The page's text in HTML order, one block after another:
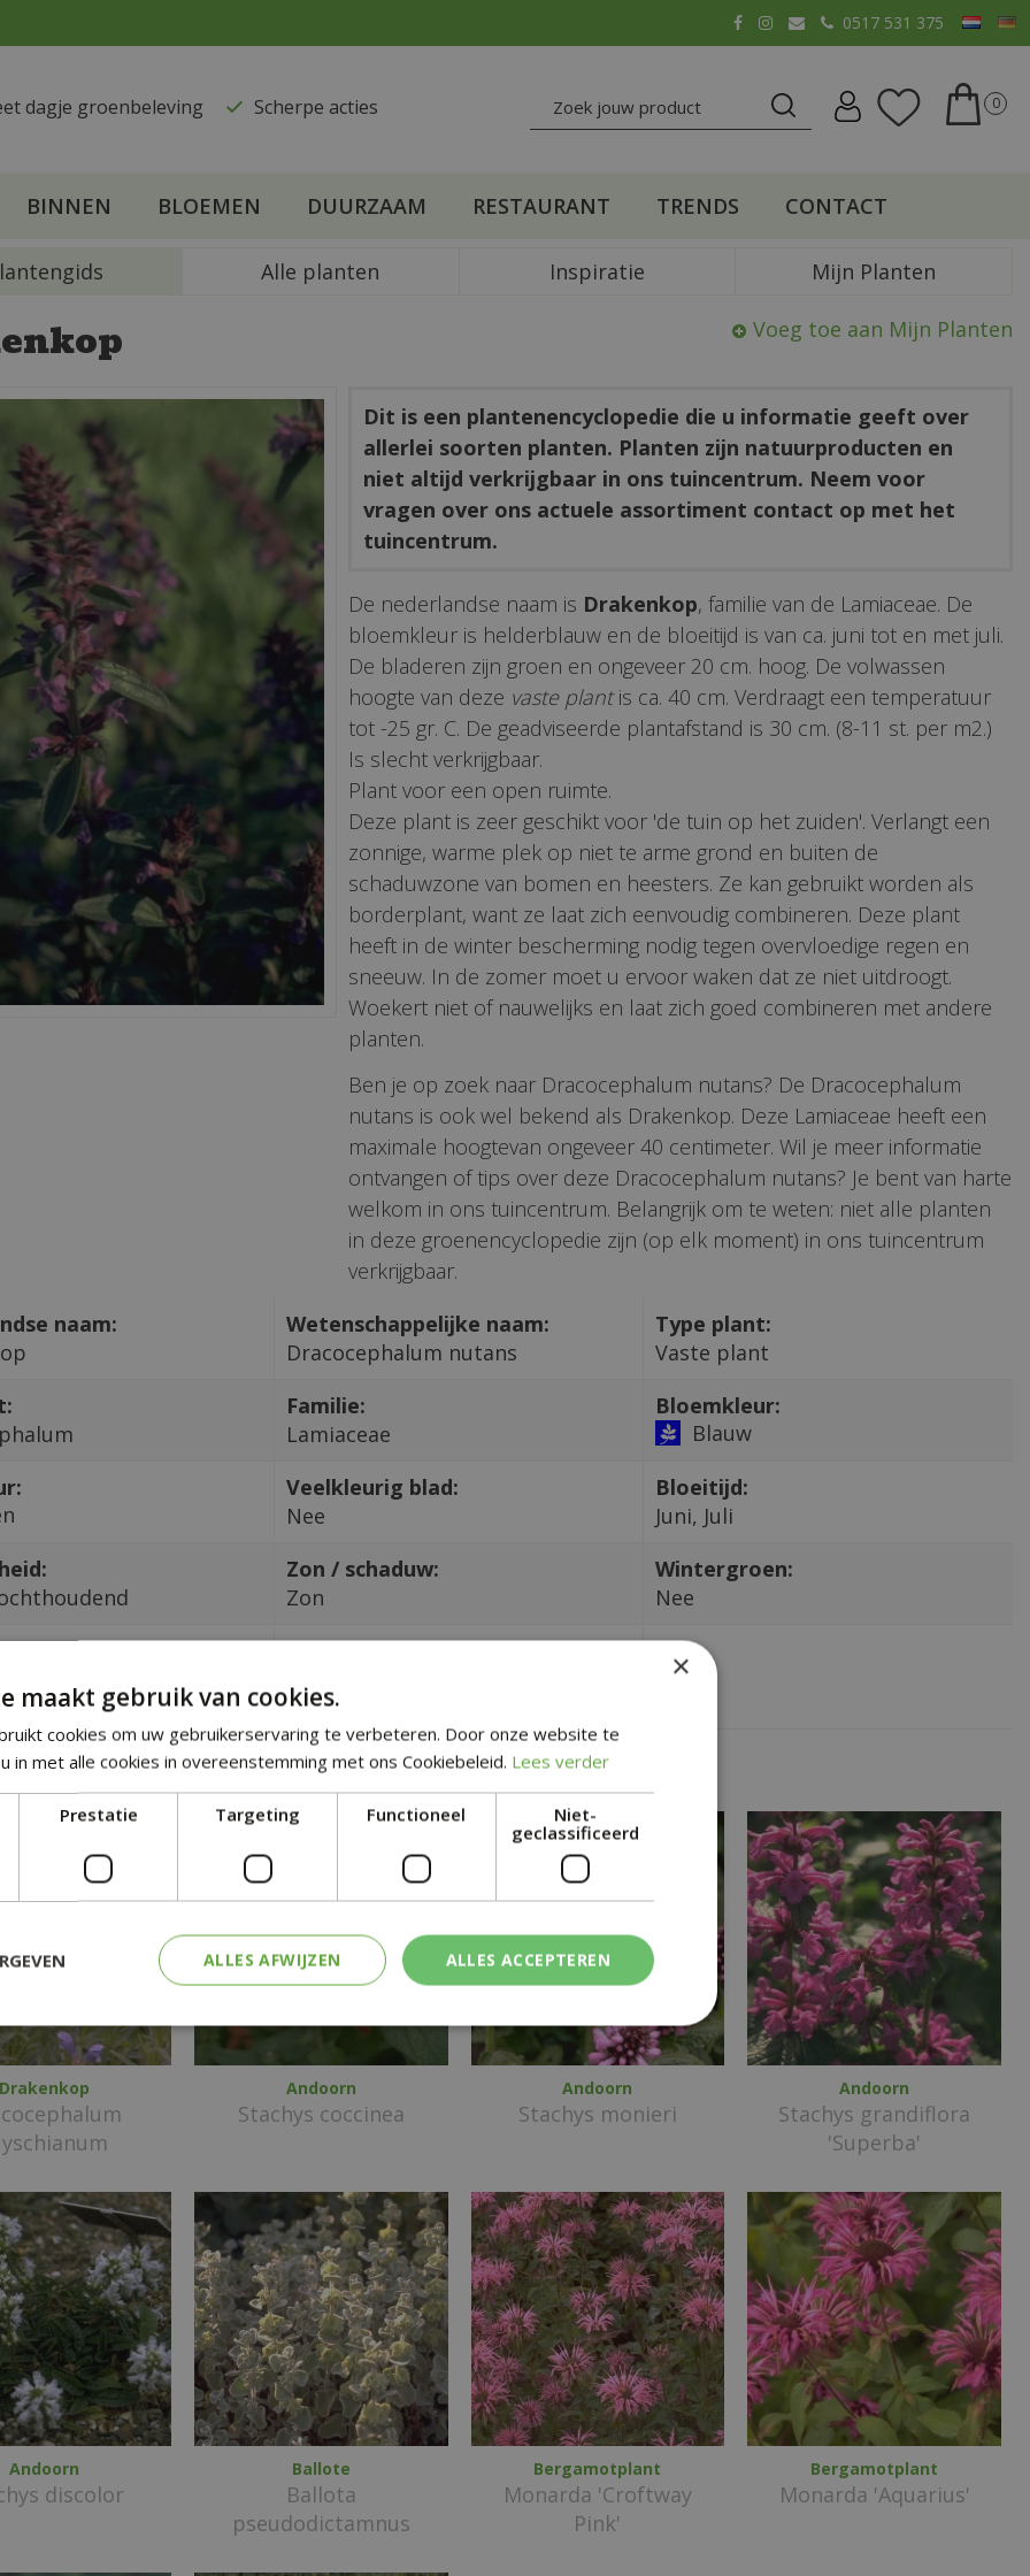
0517 531 375
dagje groenbeleving ​Scherpe acties
BINNEN BLOEMEN DUURZAAM RESTAURANT TRENDS CONTACT
Alle planten Inspiratie Mijn Planten
Voeg toe aan Mijn Planten
Dit is een plantenencyclopedie die u informatie geeft over
allerlei soorten planten. Planten zijn natuurproducten en
niet altijd verkrijgbaar in ons tuincentrum. Neem voor
vragen over ons actuele assortiment contact op met het
tuincentrum.
De nederlandse naam is Drakenkop, familie van de Lamiaceae. De
bloemkleur is helderblauw en de bloeitijd is van ca. juni tot en met juli.
De bladeren zijn groen en ongeveer 20 cm. hoog. De volwassen
hoogte van deze vaste plantis ca. 40 cm. Verdraagt een temperatuur
tot -25 gr. C. De geadviseerde plantafstand is 30 cm. (8-11 st. per m2.)
Is slecht verkrijgbaar.
Plant voor een open ruimte.
Deze plant is zeer geschikt voor 'de tuin op het zuiden'. Verlangt een
zonnige, warme plek op niet te arme grond en buiten de
schaduwzone van bomen en heesters. Ze kan gebruikt worden als
borderplant, want ze laat zich eenvoudig combineren. Deze plant
heeft in de winter bescherming nodig tegen overvloedige regen en
sneeuw. In de zomer moet u ervoor waken dat ze niet uitdroogt.
Woekert niet of nauwelijks en laat zich goed combineren met andere
planten.
Ben je op zoek naar Dracocephalum nutans? De Dracocephalum
nutans is ook wel bekend als Drakenkop. Deze Lamiaceae heeft een
maximale hoogtevan ongeveer 40 centimeter. Wil je meer informatie
ontvangen of tips over deze Dracocephalum nutans? Je bent van harte
welkom in ons tuincentrum. Belangrijk om te weten: niet alle planten
in deze groenencyclopedie zijn (op elk moment) in ons tuincentrum
verkrijgbaar.
naam:
Wetenschappelijke naam:
Dracocephalum nutans
Type plant:
Vaste plant
Familie:
Lamiaceae
Bloemkleur:
Blauw
Veelkleurig blad:
Nee
Bloeitijd:
Juni, Juli
Zon / schaduw:
Zon
Wintergroen:
Nee
CM:
Giftig:
planten
Drakenkop Andoorn
Stachys coccinea
Andoorn
Stachys monieri
Andoorn
Stachys grandiflora
'Superba'
Andoorn
discolor
Ballote
Ballota
pseudodictamnus
Bergamotplant
Monarda 'Croftway
Pink'
Bergamotplant
Monarda 'Aquarius'
×
maakt gebruik van cookies.
cookies om uw gebruikerservaring te verbeteren. Door onze website te
in met alle cookies in overeenstemming met ons Cookiebeleid. Lees verder
Prestatie Targeting Functioneel
Niet-
geclassificeerd
ALLES ACCEPTEREN
ALLES AFWIJZEN